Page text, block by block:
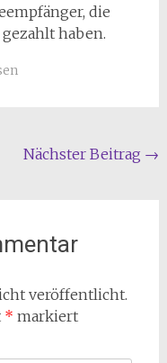
die
haben.
Nächster Beitrag →
veröffentlicht.
* markiert